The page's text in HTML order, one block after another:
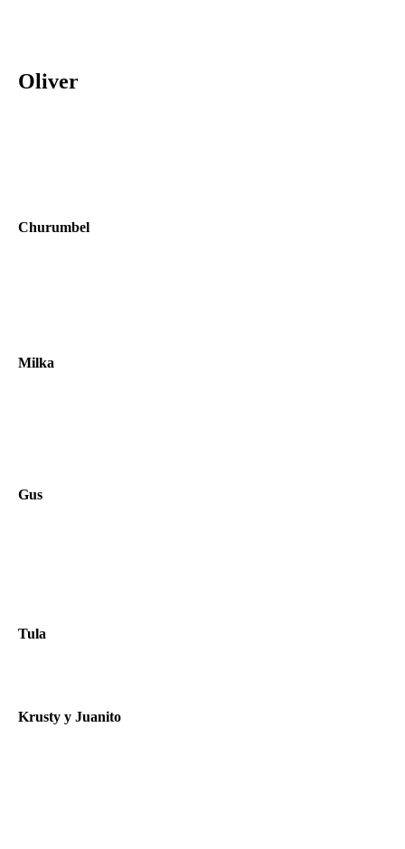
Oliver
Churumbel
Milka
Gus
Tula
Krusty y Juanito